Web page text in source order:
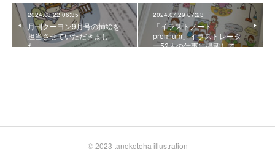
2024.08.22 06:35
月刊クーヨン9月号の挿絵を
担当させていただきまし
た。
2024.07.29 07:23
「イラストノート
premium」イラストレータ
ー52人の仕事に掲載して…
© 2023 tanokotoha illustration